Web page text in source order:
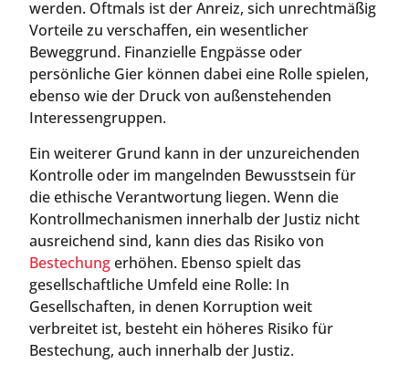
werden. Oftmals ist der Anreiz, sich unrechtmäßig
Vorteile zu verschaffen, ein wesentlicher
Beweggrund. Finanzielle Engpässe oder
persönliche Gier können dabei eine Rolle spielen,
ebenso wie der Druck von außenstehenden
Interessengruppen.
Ein weiterer Grund kann in der unzureichenden
Kontrolle oder im mangelnden Bewusstsein für
die ethische Verantwortung liegen. Wenn die
Kontrollmechanismen innerhalb der Justiz nicht
ausreichend sind, kann dies das Risiko von
Bestechungerhöhen. Ebenso spielt das
gesellschaftliche Umfeld eine Rolle: In
Gesellschaften, in denen Korruption weit
verbreitet ist, besteht ein höheres Risiko für
Bestechung, auch innerhalb der Justiz.